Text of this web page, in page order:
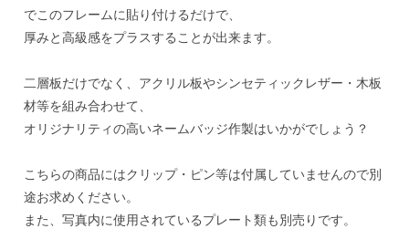
でこのフレームに貼り付けるだけで、
厚みと高級感をプラスすることが出来ます。
二層板だけでなく、アクリル板やシンセティックレザー・木板
材等を組み合わせて、
オリジナリティの高いネームバッジ作製はいかがでしょう？
こちらの商品にはクリップ・ピン等は付属していませんので別
途お求めください。
また、写真内に使用されているプレート類も別売りです。